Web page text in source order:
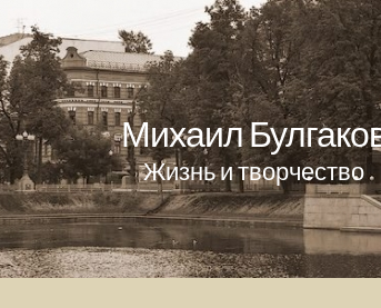
Михаил
Жизнь и творчество